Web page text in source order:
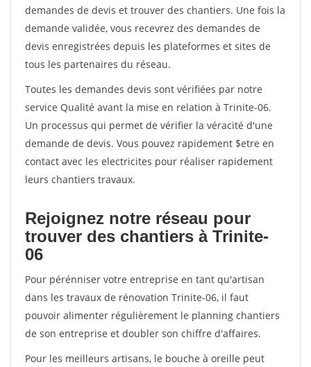
demandes de devis et trouver des chantiers. Une fois la
demande validée, vous recevrez des demandes de
devis enregistrées depuis les plateformes et sites de
tous les partenaires du réseau.
Toutes les demandes devis sont vérifiées par notre
service Qualité avant la mise en relation à Trinite-06.
Un processus qui permet de vérifier la véracité d'une
demande de devis. Vous pouvez rapidement $etre en
contact avec les electricites pour réaliser rapidement
leurs chantiers travaux.
Rejoignez notre réseau pour
trouver des chantiers à Trinite-
06
Pour pérénniser votre entreprise en tant qu'artisan
dans les travaux de rénovation Trinite-06, il faut
pouvoir alimenter régulièrement le planning chantiers
de son entreprise et doubler son chiffre d'affaires.
Pour les meilleurs artisans, le bouche à oreille peut